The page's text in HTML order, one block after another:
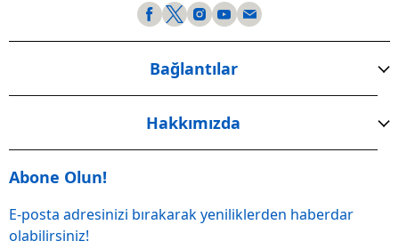
Bağlantılar
Hakkımızda
Abone Olun!
E-posta adresinizi bırakarak yeniliklerden haberdar
olabilirsiniz!